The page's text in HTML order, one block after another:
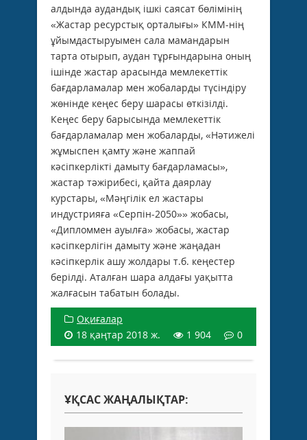
алдында аудандық ішкі саясат бөлімінің
«Жастар ресурстық орталығы» КММ-нің
ұйымдастыруымен сала мамандарын
тарта отырып, аудан тұрғындарына оның
ішінде жастар арасында мемлекеттік
бағдарламалар мен жобаларды түсіндіру
жөнінде кеңес беру шарасы өткізілді.
Кеңес беру барысында мемлекеттік
бағдарламалар мен жобаларды, «Нәтижелі
жұмыспен қамту және жаппай
кәсіпкерлікті дамыту бағдарламасы»,
жастар тәжірибесі, қайта даярлау
курстары, «Мәңгілік ел жастары
индустрияға «Серпін-2050»» жобасы,
«Дипломмен ауылға» жобасы, жастар
кәсіпкерлігін дамыту және жаңадан
кәсіпкерлік ашу жолдары т.б. кеңестер
берілді. Аталған шара алдағы уақытта
жалғасын табатын болады.
Оқиғалар
18 қаңтар 2018 ж.
1 904 0
ҰҚСАС ЖАҢАЛЫҚТАР: